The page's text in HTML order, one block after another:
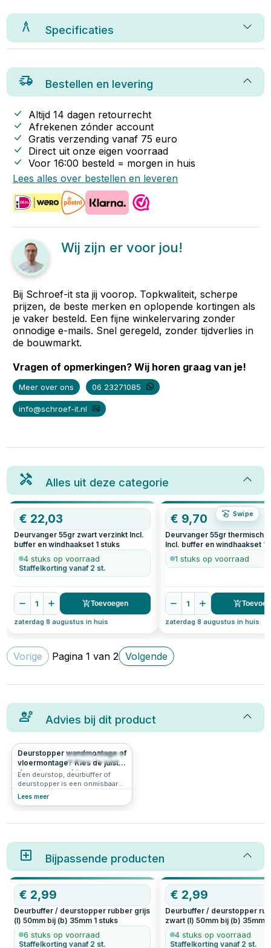
Specificaties
Bestellen en levering
Altijd 14 dagen retourrecht
Afrekenen zónder account
Gratis verzending vanaf 75 euro
Direct uit onze eigen voorraad
Voor 16:00 besteld = morgen in huis
Lees alles over bestellen en leveren
Wij zijn er voor jou!
Bij Schroef-it sta jij voorop. Topkwaliteit, scherpe
prijzen, de beste merken en oplopende kortingen als
je vaker besteld. Een fijne winkelervaring zonder
onnodige e-mails. Snel geregeld, zonder tijdverlies in
de bouwmarkt.
Vragen of opmerkingen? Wij horen graag van je!
Meer over ons 06 23271085
info@schroef-it.nl
Alles uit deze categorie
Swipe
€ 22,03
Deurvanger 55gr zwart verzinkt Incl.
buffer en windhaakset 1 stuks
4 stuks op voorraad
Staffelkorting vanaf 2 st.
1 Toevoegen
zaterdag 8 augustus in huis
€ 9,70
Deurvanger 55gr thermisch
Incl. buffer en windhaakset 1
1 stuks op voorraad
1
zaterdag 8 augustus in huis
Vorige Pagina1 van2 Volgende
Advies bij dit product
255 4.7
Deurstopper wandmontage of
vloermontage? Kies de juiste
deurstop voor binnen en
buiten.
Een deurstop, deurbuffer of
deurstopper is een onmisbaar
accessoire voor iedereen die
oplossing voor een
veelvoorkomend probleem:
deuren. Maar hoe kies je de
juiste deurstop en hoe
installeer je een deurstop? We
leggen het stap voor stap uit.
Lees meer
Bijpassende producten
OP=OP
€ 2,99
Deurbuffer / deurstopper rubber grijs
(l) 50mm bij (b) 35mm 1 stuks
6 stuks op voorraad
Staffelkorting vanaf 2 st.
€ 2,99
Deurbuffer / deurstopper
zwart (l) 50mm bij (b) 35mm
4 stuks op voorraad
Staffelkorting vanaf 2 st.